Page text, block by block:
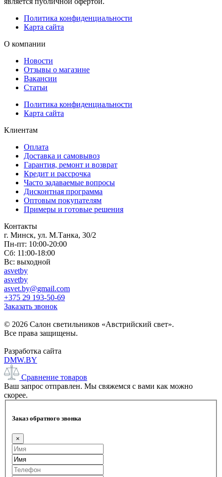
Политика конфиденциальности
Карта сайта
О компании
Новости
Отзывы о магазине
Вакансии
Статьи
Политика конфиденциальности
Карта сайта
Клиентам
Оплата
Доставка и самовывоз
Гарантия, ремонт и возврат
Кредит и рассрочка
Часто задаваемые вопросы
Дисконтная программа
Оптовым покупателям
Примеры и готовые решения
Контакты
г. Минск, ул. М.Танка, 30/2
Пн-пт: 10:00-20:00
Сб: 11:00-18:00
Вс: выходной
asvetby
asvetby
asvet.by@gmail.com
+375 29 193-50-69
Заказать звонок
© 2026 Салон светильников «Австрийский свет».
Все права защищены.
Разработка сайта
DMW.BY
Сравнение товаров
Ваш запрос отправлен. Мы свяжемся с вами как можно
скорее.
Заказ обратного звонка
×